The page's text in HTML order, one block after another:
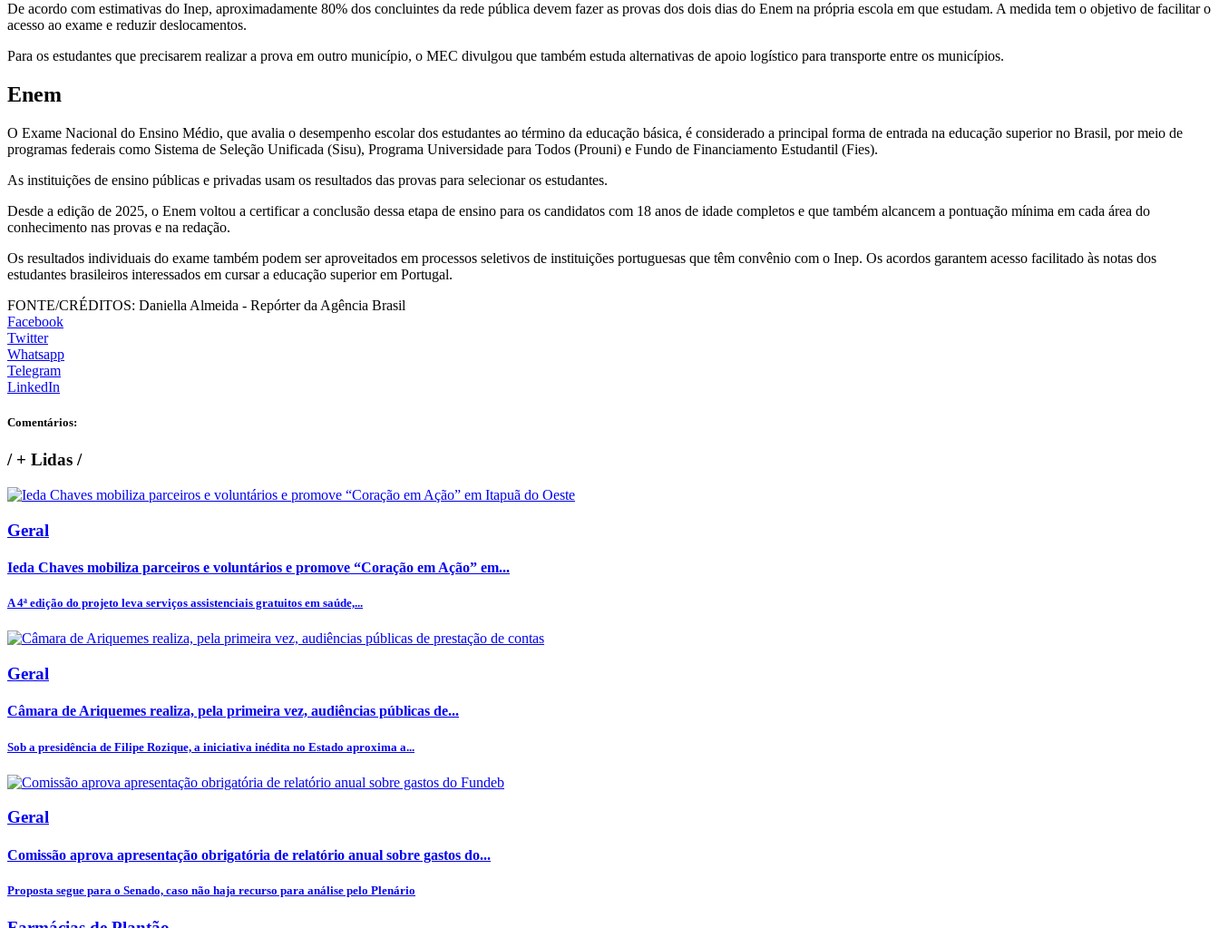
De acordo com estimativas do Inep, aproximadamente 80% dos concluintes da rede pública devem fazer as provas dos dois dias do Enem na própria escola em que estudam. A medida tem o objetivo de facilitar o
acesso ao exame e reduzir deslocamentos.
Para os estudantes que precisarem realizar a prova em outro município, o MEC divulgou que também estuda alternativas de apoio logístico para transporte entre os municípios.
Enem
O Exame Nacional do Ensino Médio, que avalia o desempenho escolar dos estudantes ao término da educação básica, é considerado a principal forma de entrada na educação superior no Brasil, por meio de
programas federais como Sistema de Seleção Unificada (Sisu), Programa Universidade para Todos (Prouni) e Fundo de Financiamento Estudantil (Fies).
As instituições de ensino públicas e privadas usam os resultados das provas para selecionar os estudantes.
Desde a edição de 2025, o Enem voltou a certificar a conclusão dessa etapa de ensino para os candidatos com 18 anos de idade completos e que também alcancem a pontuação mínima em cada área do
conhecimento nas provas e na redação.
Os resultados individuais do exame também podem ser aproveitados em processos seletivos de instituições portuguesas que têm convênio com o Inep. Os acordos garantem acesso facilitado às notas dos
estudantes brasileiros interessados em cursar a educação superior em Portugal.
FONTE/CRÉDITOS: Daniella Almeida - Repórter da Agência Brasil
Facebook
Twitter
Whatsapp
Telegram
LinkedIn
Comentários:
/+ Lidas /
Geral
Ieda Chaves mobiliza parceiros e voluntários e promove “Coração em Ação” em...
A 4ª edição do projeto leva serviços assistenciais gratuitos em saúde,...
Geral
Câmara de Ariquemes realiza, pela primeira vez, audiências públicas de...
Sob a presidência de Filipe Rozique, a iniciativa inédita no Estado aproxima a...
Geral
Comissão aprova apresentação obrigatória de relatório anual sobre gastos do...
Proposta segue para o Senado, caso não haja recurso para análise pelo Plenário